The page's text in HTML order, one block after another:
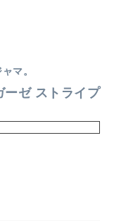
マ。
ーゼ ストライプ